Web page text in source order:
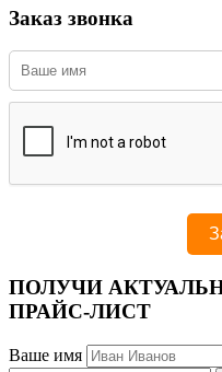
Заказ звонка
ПОЛУЧИ
ПРАЙС-ЛИСТ
Ваше имя